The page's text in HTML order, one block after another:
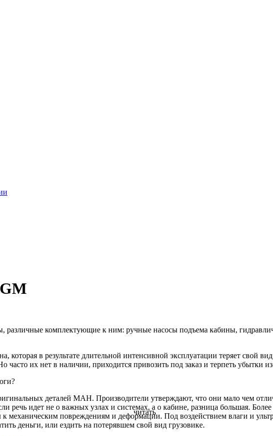
различные комплектующие к ним: ручные насосы подъема кабины,
которая в результате длительной интенсивной эксплуатации теряет свой
их нет в наличии, приходится привозить под заказ и терпеть убытки
деталей МАН. Производители утверждают, что они мало чем
речь идет не о важных узлах и системах, а о кабине, разница большая.
механическим повреждениям и деформации. Под воздействием влаги и
деньги, или ездить на потерявшем свой вид грузовике.
читать